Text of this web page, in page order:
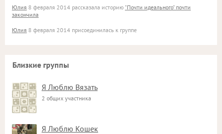
Юлия 8 февраля 2014 рассказала историю "Почти идеального" почти
закончила
Юлия 8 февраля 2014 присоединилась к группе
Близкие группы
Я Люблю Вязать
2 общих участника
Я Люблю Кошек